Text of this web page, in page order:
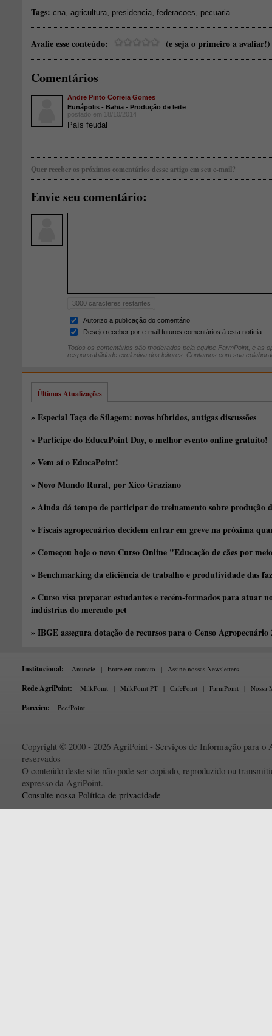
Tags: cna agricultura presidencia federacoes pecuaria
Avalie esse conteúdo: (e seja o primeiro a avaliar!)
Comentários
Andre Pinto Correia Gomes
Eunápolis - Bahia - Produção de leite
postado em 18/10/2014
País feudal
Quer receber os próximos comentários desse artigo em seu e-mail?
Envie seu comentário:
3000 caracteres restantes
Autorizo a publicação do comentário
Desejo receber por e-mail futuros comentários à esta notícia
Todos os comentários são moderados pela equipe FarmPoint, e as
responsabilidade exclusiva dos leitores. Contamos com sua
Últimas Atualizações
» Especial Taça de Silagem: novos híbridos, antigas discussões
» Participe do EducaPoint Day, o melhor evento online gratuito!
» Vem aí o EducaPoint!
» Novo Mundo Rural, por Xico Graziano
» Ainda dá tempo de participar do treinamento sobre produção
» Fiscais agropecuários decidem entrar em greve na próxima
» Começou hoje o novo Curso Online "Educação de cães por
» Benchmarking da eficiência de trabalho e produtividade das
» Curso visa preparar estudantes e recém-formados para atuar
indústrias do mercado pet
» IBGE assegura dotação de recursos para o Censo Agropecuário
Institucional: Anuncie | Entre em contato | Assine nossas Newsletters
Rede AgriPoint: MilkPoint | MilkPoint PT | CaféPoint | FarmPoint | Nossa
Parceiro: BeefPoint
Copyright © 2000 - 2026 AgriPoint - Serviços de Informação para o
reservados
O conteúdo deste site não pode ser copiado, reproduzido ou
expresso da AgriPoint.
Consulte nossa Política de privacidade